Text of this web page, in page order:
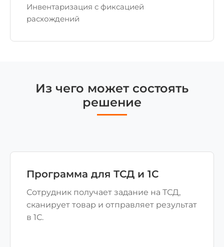
Инвентаризация с фиксацией
расхождений
Из чего может состоять
решение
Программа для ТСД и 1С
Сотрудник получает задание на ТСД,
сканирует товар и отправляет результат
в 1С.